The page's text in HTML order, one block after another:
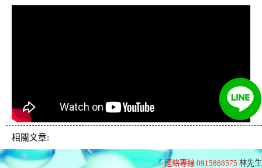
相關文章:
連絡專線 0915888575 林先生